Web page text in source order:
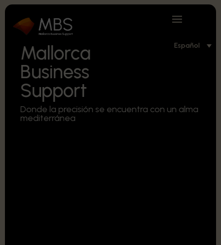
Español
Mallorca
Business
Support
Donde la precisión se encuentra con un alma
mediterránea